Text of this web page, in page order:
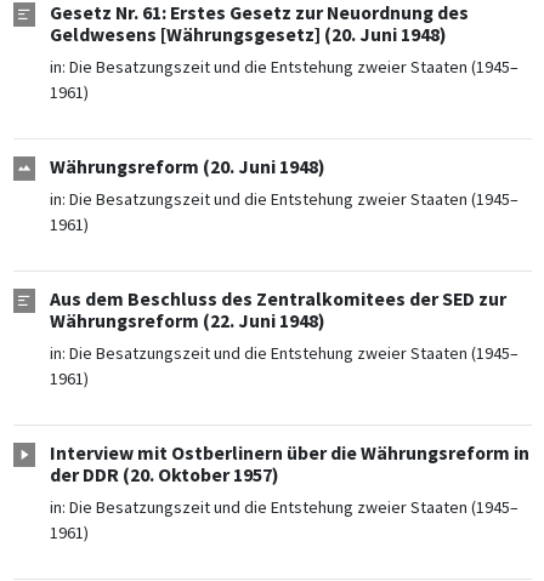
Gesetz Nr. 61: Erstes Gesetz zur Neuordnung des
Geldwesens [Währungsgesetz] (20. Juni 1948)
in: Die Besatzungszeit und die Entstehung zweier Staaten (1945–
1961)
Währungsreform (20. Juni 1948)
in: Die Besatzungszeit und die Entstehung zweier Staaten (1945–
1961)
Aus dem Beschluss des Zentralkomitees der SED zur
Währungsreform (22. Juni 1948)
in: Die Besatzungszeit und die Entstehung zweier Staaten (1945–
1961)
Interview mit Ostberlinern über die Währungsreform in
der DDR (20. Oktober 1957)
in: Die Besatzungszeit und die Entstehung zweier Staaten (1945–
1961)